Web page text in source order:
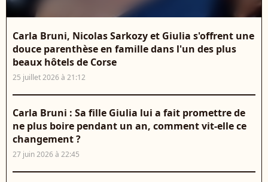
Carla Bruni, Nicolas Sarkozy et Giulia s'offrent une
douce parenthèse en famille dans l'un des plus
beaux hôtels de Corse
25 juillet 2026 à 21:12
Carla Bruni : Sa fille Giulia lui a fait promettre de
ne plus boire pendant un an, comment vit-elle ce
changement ?
27 juin 2026 à 22:45